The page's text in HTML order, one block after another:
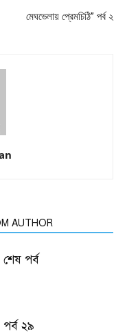
মেঘভেলায় প্রেমচিঠি” পর্ব ২
AUTHOR
শেষ পর্ব
পর্ব ২৯